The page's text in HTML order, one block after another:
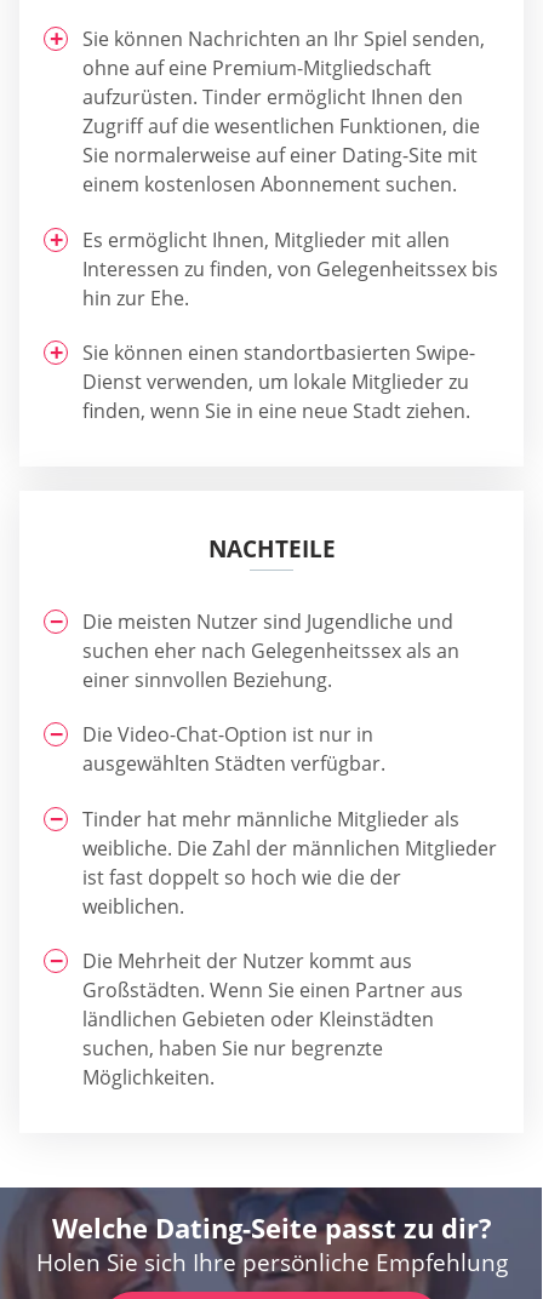
Sie können Nachrichten an Ihr Spiel senden,
ohne auf eine Premium-Mitgliedschaft
aufzurüsten. Tinder ermöglicht Ihnen den
Zugriff auf die wesentlichen Funktionen, die
Sie normalerweise auf einer Dating-Site mit
einem kostenlosen Abonnement suchen.
Es ermöglicht Ihnen, Mitglieder mit allen
Interessen zu finden, von Gelegenheitssex bis
hin zur Ehe.
Sie können einen standortbasierten Swipe-
Dienst verwenden, um lokale Mitglieder zu
finden, wenn Sie in eine neue Stadt ziehen.
NACHTEILE
Die meisten Nutzer sind Jugendliche und
suchen eher nach Gelegenheitssex als an
einer sinnvollen Beziehung.
Die Video-Chat-Option ist nur in
ausgewählten Städten verfügbar.
Tinder hat mehr männliche Mitglieder als
weibliche. Die Zahl der männlichen Mitglieder
ist fast doppelt so hoch wie die der
weiblichen.
Die Mehrheit der Nutzer kommt aus
Großstädten. Wenn Sie einen Partner aus
ländlichen Gebieten oder Kleinstädten
suchen, haben Sie nur begrenzte
Möglichkeiten.
Welche Dating-Seite passt zu dir?
Holen Sie sich Ihre persönliche Empfehlung